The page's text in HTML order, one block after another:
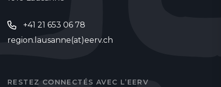
+41 21 653 06 78
region.lausanne(at)eerv.ch
RESTEZ CONNECTÉS AVEC L’EERV